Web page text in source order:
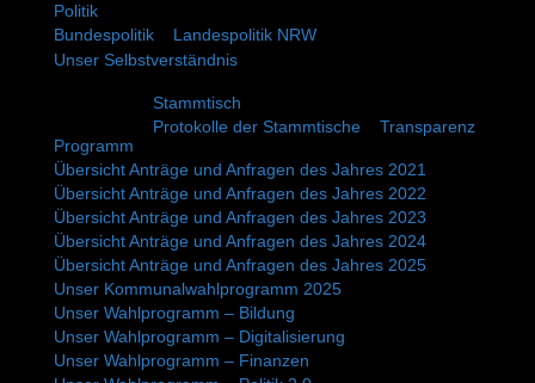
Politik
Bundespolitik
Landespolitik NRW
Unser Selbstverständnis
Programm
Stammtisch
Protokolle der Stammtische
Transparenz
Übersicht Anträge und Anfragen des Jahres 2021
Übersicht Anträge und Anfragen des Jahres 2022
Übersicht Anträge und Anfragen des Jahres 2023
Übersicht Anträge und Anfragen des Jahres 2024
Übersicht Anträge und Anfragen des Jahres 2025
Unser Kommunalwahlprogramm 2025
Unser Wahlprogramm – Bildung
Unser Wahlprogramm – Digitalisierung
Unser Wahlprogramm – Finanzen